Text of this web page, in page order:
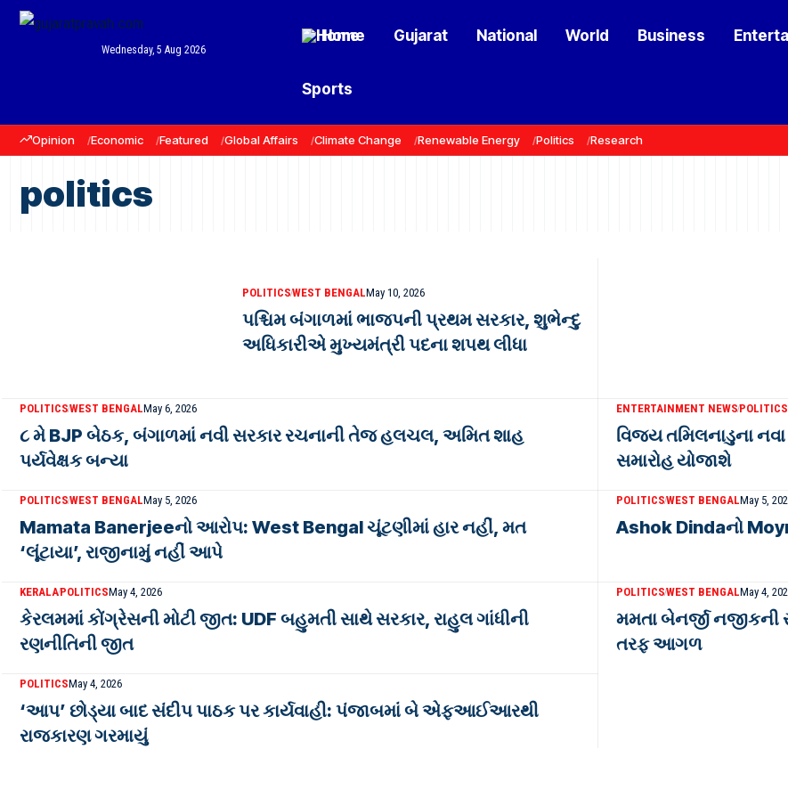
Wednesday, 5 Aug 2026
Home Gujarat National World Business
Sports
Opinion Economic Featured Global Affairs Climate Change Renewable Energy Politics Research
politics
POLITICSWEST BENGALMay 10, 2026
પશ્ચિમ બંગાળમાં ભાજપની પ્રથમ સરકાર, શુભેન્દુ
અધિકારીએ મુખ્યમંત્રી પદના શપથ લીધા
POLITICSWEST BENGALMay 6, 2026
૮ મે BJP બેઠક, બંગાળમાં નવી સરકાર રચનાની તેજ હલચલ, અમિત શાહ
પર્યવેક્ષક બન્યા
ENTERTAINMENT NEWSPOLITICS
વિજય તમિલનાડુના
સમારોહ યોજાશે
POLITICSWEST BENGALMay 5, 2026
Mamata Banerjeeનો આરોપ: West Bengal ચૂંટણીમાં હાર નહીં, મત
‘લૂંટાયા’, રાજીનામું નહીં આપે
POLITICSWEST BENGALMay 5,
Ashok Dindaનો
KERALAPOLITICSMay 4, 2026
કેરલમમાં કોંગ્રેસની મોટી જીત: UDF બહુમતી સાથે સરકાર, રાહુલ ગાંધીની
રણનીતિની જીત
POLITICSWEST BENGALMay 4,
મમતા બેનર્જી નજીકની
તરફ આગળ
POLITICSMay 4, 2026
‘આપ’ છોડ્યા બાદ સંદીપ પાઠક પર કાર્યવાહી: પંજાબમાં બે એફઆઈઆરથી
રાજકારણ ગરમાયું